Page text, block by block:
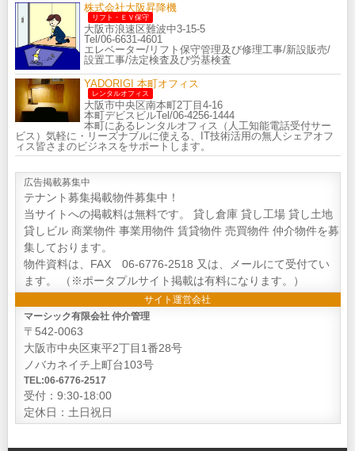
株式会社大阪昇降機
リフト・ＥＶ保守
大阪市浪速区難波中3-15-5
Tel/06-6631-4601
エレベーター/リフト保守管理及び修理工事/新設販売/
設置工事/法定検査及び労基検査
YADORIGI 本町オフィス
レンタルオフィス
大阪市中央区南本町2丁目4-16
本町デビスビルTel/06-4256-1444
本町にあるレンタルオフィス（人工知能電話受付サー
ビス）気軽に・リーズナブルに使える、IT技術活用の無人シェアオフ
ィス皆さまのビジネスをサポートします。
広告掲載募集中
テナント募集掲載物件募集中！
当サイトへの掲載料は無料です。 貸し倉庫 貸し工場 貸し土地
貸しビル 商業物件 事業用物件 賃貸物件 売買物件 仲介物件を募
集しております。
物件資料は、FAX 06-6776-2518 又は、メールにて受付てい
ます。 （※ポータプルサイト掲載は有料になります。）
サイト運営会社
マーシック有限会社 仲介管理
〒542-0063
大阪市中央区東平2丁目1番28号
ノバカネイチ上町台103号
TEL:06-6776-2517
受付：9:30-18:00
定休日：土日祝日